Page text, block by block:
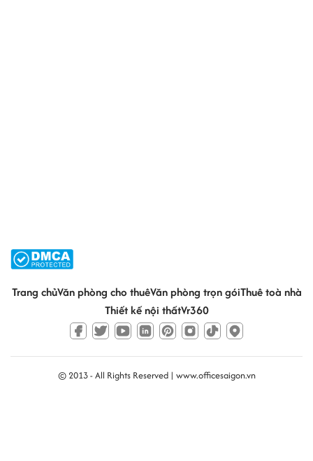
Trang chủVăn phòng cho thuêVăn phòng trọn góiThuê toà nhà
Thiết kế nội thấtVr360
© 2013 - All Rights Reserved | www.officesaigon.vn